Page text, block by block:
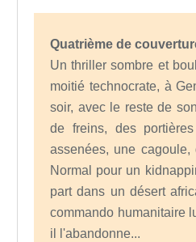
Quatrième de
Un thriller sombre et
moitié technocrate, à
soir, avec le reste de
de freins, des
assenées, une
Normal pour un
part dans un désert
commando humanitaire
il l'abandonne...